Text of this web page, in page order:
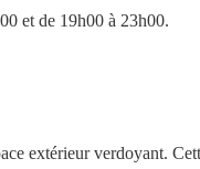
et de 19h00 à 23h00.
extérieur verdoyant.